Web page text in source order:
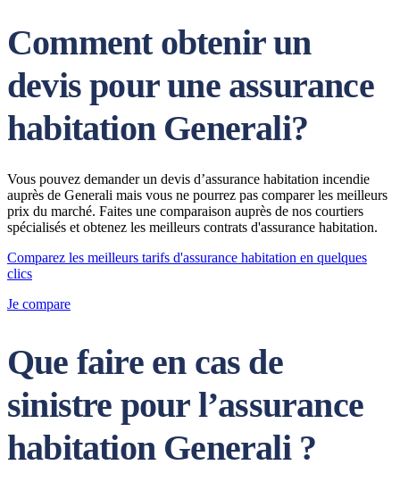
Comment obtenir un
devis pour une assurance
habitation Generali?
Vous pouvez demander un devis d’assurance habitation incendie
auprès de Generali mais vous ne pourrez pas comparer les meilleurs
prix du marché. Faites une comparaison auprès de nos courtiers
spécialisés et obtenez les meilleurs contrats d'assurance habitation.
Comparez les meilleurs tarifs d'assurance habitation en quelques
clics
Je compare
Que faire en cas de
sinistre pour l’assurance
habitation Generali ?